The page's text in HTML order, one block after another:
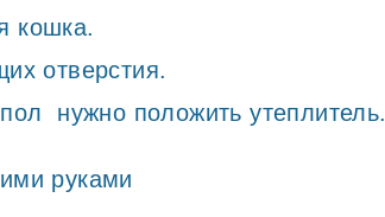
кошка.
отверстия.
нужно положить утеплитель.